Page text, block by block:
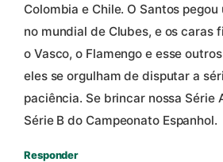
Colombia e Chile. O Santos
no mundial de Clubes, e os caras
o Vasco, o Flamengo e esse
eles se orgulham de disputar a
paciência. Se brincar nossa Série
Série B do Campeonato Espanhol.
Responder